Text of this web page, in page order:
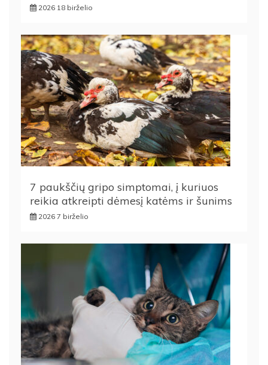
2026 18 birželio
7 paukščių gripo simptomai, į kuriuos
reikia atkreipti dėmesį katėms ir šunims
2026 7 birželio